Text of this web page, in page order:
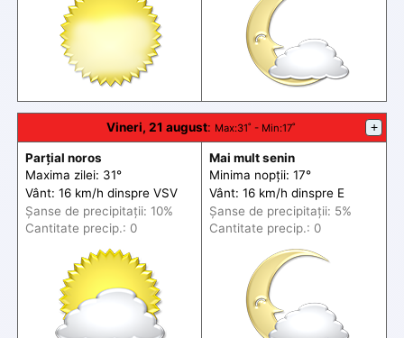
Vineri, 21 august: Max:31˚ - Min:17˚ +
Parțial noros
Maxima zilei: 31°
Vânt: 16 km/h dinspre VSV
Șanse de precipitații: 10%
Cantitate precip.: 0
Mai mult senin
Minima nopții: 17°
Vânt: 16 km/h dinspre E
Șanse de precipitații: 5%
Cantitate precip.: 0